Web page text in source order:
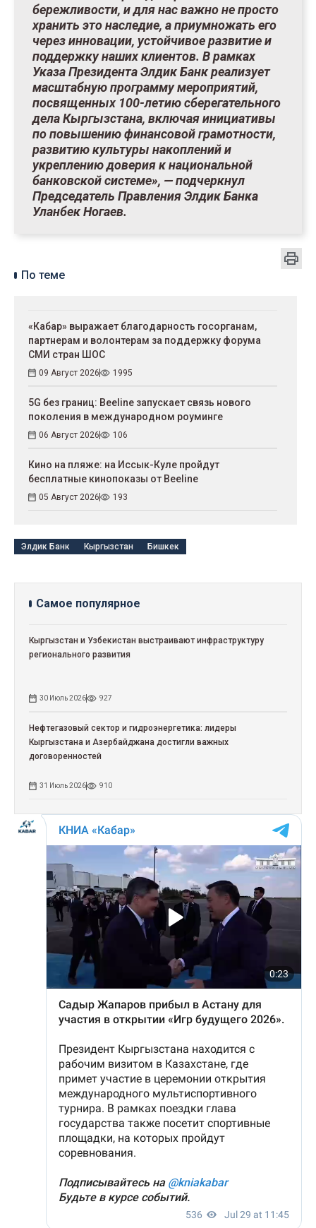
бережливости, и для нас важно не просто
хранить это наследие, а приумножать его
через инновации, устойчивое развитие и
поддержку наших клиентов. В рамках
Указа Президента Элдик Банк реализует
масштабную программу мероприятий,
посвященных 100-летию сберегательного
дела Кыргызстана, включая инициативы
по повышению финансовой грамотности,
развитию культуры накоплений и
укреплению доверия к национальной
банковской системе», — подчеркнул
Председатель Правления Элдик Банка
Уланбек Ногаев.
По теме
«Кабар» выражает благодарность госорганам,
партнерам и волонтерам за поддержку форума
СМИ стран ШОС
09 Август 2026 1995
5G без границ: Beeline запускает связь нового
поколения в международном роуминге
06 Август 2026 106
Кино на пляже: на Иссык-Куле пройдут
беcплатные кинопоказы от Beeline
05 Август 2026 193
Элдик Банк Кыргызстан Бишкек
Самое популярное
Кыргызстан и Узбекистан выстраивают инфраструктуру
регионального развития
30 Июль 2026 927
Нефтегазовый сектор и гидроэнергетика: лидеры
Кыргызстана и Азербайджана достигли важных
договоренностей
31 Июль 2026 910